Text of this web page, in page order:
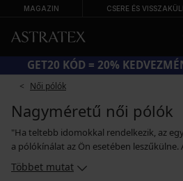
MAGAZIN CSERE ÉS
NAGY NYÁRI
Női pólók
Nagyméretű női pólók
"Ha teltebb idomokkal rendelkezik, az
a pólókínálat az Ön esetében
és minden ruhaméretet viselő hölgyekre
hosszú ujjú pólókból, a dekoltázst
Többet mutat